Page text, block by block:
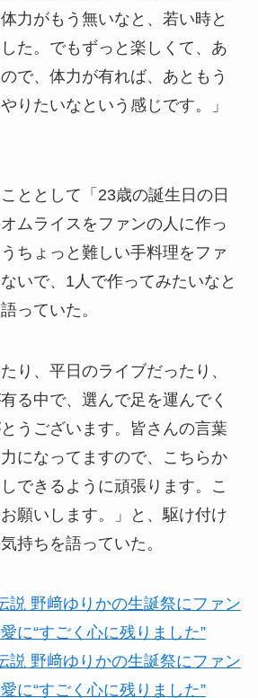
力がもう無いなと、若い時と
た。でもずっと楽しくて、あ
で、体力が有れば、あともう
りたいなという感じです。」
ととして「23歳の誕生日の日
ムライスをファンの人に作っ
ちょっと難しい手料理をファ
いで、1人で作ってみたいなと
っていた。
り、平日のライブだったり、
る中で、選んで足を運んでく
うございます。皆さんの言葉
になってますので、こちらか
できるように頑張ります。こ
願いします。」と、駆け付け
持ちを語っていた。